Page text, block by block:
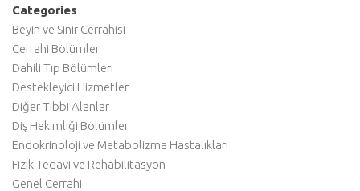
Categories
Beyin ve Sinir Cerrahisi
Cerrahi Bölümler
Dahili Tıp Bölümleri
Destekleyici Hizmetler
Diğer Tıbbi Alanlar
Diş Hekimliği Bölümler
Endokrinoloji ve Metabolizma Hastalıkları
Fizik Tedavi ve Rehabilitasyon
Genel Cerrahi